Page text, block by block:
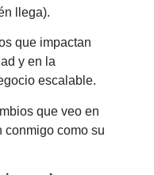
llega).
que impactan
y en la
escalable.
que veo en
conmigo como su